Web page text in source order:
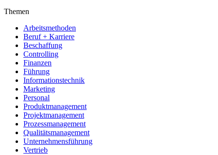
Themen
Arbeitsmethoden
Beruf + Karriere
Beschaffung
Controlling
Finanzen
Führung
Informationstechnik
Marketing
Personal
Produktmanagement
Projektmanagement
Prozessmanagement
Qualitätsmanagement
Unternehmensführung
Vertrieb